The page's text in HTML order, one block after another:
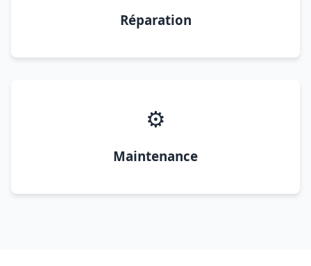
Réparation
⚙️
Maintenance